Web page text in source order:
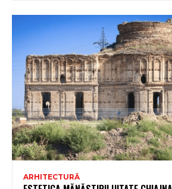
ARHITECTURĂ